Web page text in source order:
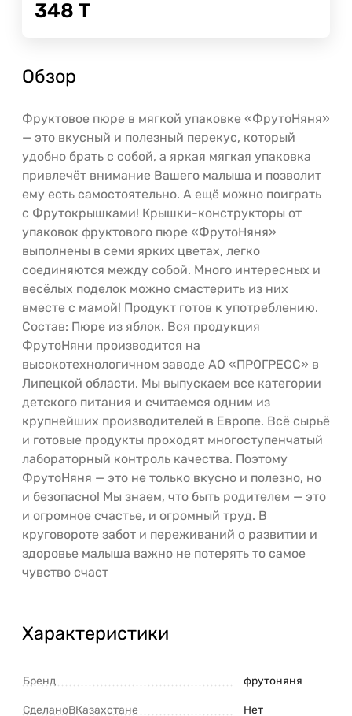
348 Т
Обзор
Фруктовое пюре в мягкой упаковке «ФрутоНяня»
— это вкусный и полезный перекус, который
удобно брать с собой, а яркая мягкая упаковка
привлечёт внимание Вашего малыша и позволит
ему есть самостоятельно. А ещё можно поиграть
с Фрутокрышками! Крышки-конструкторы от
упаковок фруктового пюре «ФрутоНяня»
выполнены в семи ярких цветах, легко
соединяются между собой. Много интересных и
весёлых поделок можно смастерить из них
вместе с мамой! Продукт готов к употреблению.
Состав: Пюре из яблок. Вся продукция
ФрутоНяни производится на
высокотехнологичном заводе АО «ПРОГРЕСС» в
Липецкой области. Мы выпускаем все категории
детского питания и считаемся одним из
крупнейших производителей в Европе. Всё сырьё
и готовые продукты проходят многоступенчатый
лабораторный контроль качества. Поэтому
ФрутоНяня — это не только вкусно и полезно, но
и безопасно! Мы знаем, что быть родителем — это
и огромное счастье, и огромный труд. В
круговороте забот и переживаний о развитии и
здоровье малыша важно не потерять то самое
чувство счаст
Характеристики
Бренд фрутоняня
СделаноВКазахстане Нет